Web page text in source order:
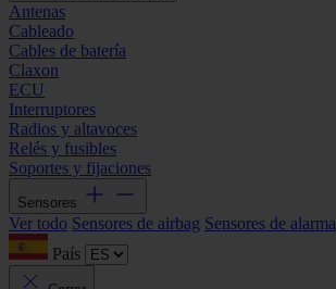
Antenas
Cableado
Cables de batería
Claxon
ECU
Interruptores
Radios y altavoces
Relés y fusibles
Soportes y fijaciones
Sensores
Ver todo Sensores de airbag Sensores de alarma
País